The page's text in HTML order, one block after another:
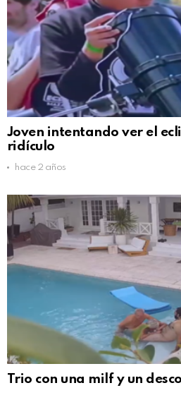
Joven intentando ver el
ridículo
hace 2 años
Trio con una milf y un